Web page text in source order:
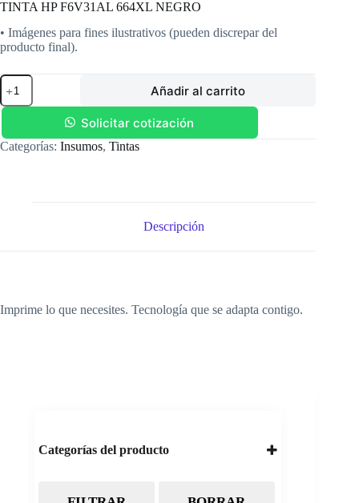
TINTA HP F6V31AL 664XL NEGRO
• Imágenes para fines ilustrativos (pueden discrepar del
producto final).
TINTA
HP
F6V31AL
NEGRO
cantidad
Añadir al carrito
Solicitar cotización
Categorías: Insumos, Tintas
Descripción
Imprime lo que necesites. Tecnología que se adapta contigo.
Categorías del producto